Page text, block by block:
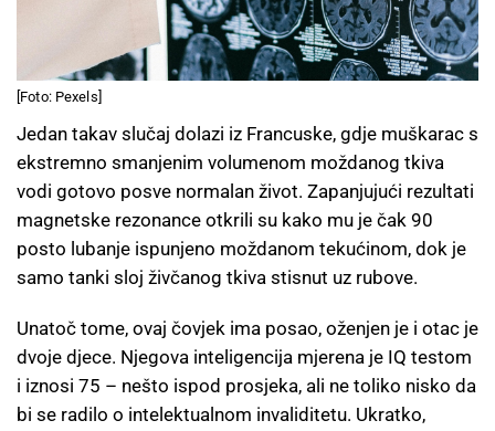
[Foto: Pexels]
Jedan takav slučaj dolazi iz Francuske, gdje muškarac s
ekstremno smanjenim volumenom moždanog tkiva
vodi gotovo posve normalan život. Zapanjujući rezultati
magnetske rezonance otkrili su kako mu je čak 90
posto lubanje ispunjeno moždanom tekućinom, dok je
samo tanki sloj živčanog tkiva stisnut uz rubove.
Unatoč tome, ovaj čovjek ima posao, oženjen je i otac je
dvoje djece. Njegova inteligencija mjerena je IQ testom
i iznosi 75 – nešto ispod prosjeka, ali ne toliko nisko da
bi se radilo o intelektualnom invaliditetu. Ukratko,